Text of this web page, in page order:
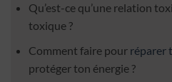
Qu’est-ce qu’une relation
toxique ?
Comment faire pour réparer
protéger ton énergie ?